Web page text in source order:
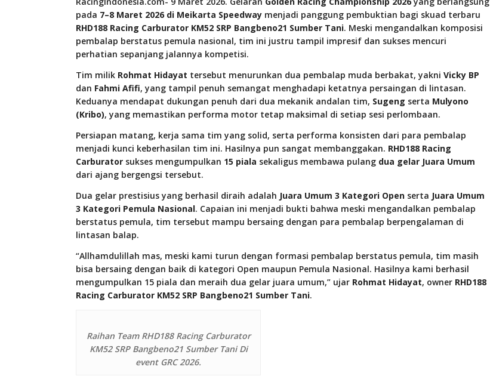
pada 7–8 Maret 2026 di Meikarta Speedway menjadi panggung pembuktian bagi skuad terbaru
RHD188 Racing Carburator KM52 SRP Bangbeno21 Sumber Tani. Meski mengandalkan komposisi
pembalap berstatus pemula nasional, tim ini justru tampil impresif dan sukses mencuri
perhatian sepanjang jalannya kompetisi.
Tim milik Rohmat Hidayat tersebut menurunkan dua pembalap muda berbakat, yakni Vicky BP
dan Fahmi Afifi, yang tampil penuh semangat menghadapi ketatnya persaingan di lintasan.
Keduanya mendapat dukungan penuh dari dua mekanik andalan tim, Sugeng serta Mulyono
(Kribo), yang memastikan performa motor tetap maksimal di setiap sesi perlombaan.
Persiapan matang, kerja sama tim yang solid, serta performa konsisten dari para pembalap
menjadi kunci keberhasilan tim ini. Hasilnya pun sangat membanggakan. RHD188 Racing
Carburator sukses mengumpulkan 15 piala sekaligus membawa pulang dua gelar Juara Umum
dari ajang bergengsi tersebut.
Dua gelar prestisius yang berhasil diraih adalah Juara Umum 3 Kategori Open serta Juara Umum
3 Kategori Pemula Nasional. Capaian ini menjadi bukti bahwa meski mengandalkan pembalap
berstatus pemula, tim tersebut mampu bersaing dengan para pembalap berpengalaman di
lintasan balap.
“Allhamdulillah mas, meski kami turun dengan formasi pembalap berstatus pemula, tim masih
bisa bersaing dengan baik di kategori Open maupun Pemula Nasional. Hasilnya kami berhasil
mengumpulkan 15 piala dan meraih dua gelar juara umum,” ujar Rohmat Hidayat, owner RHD188
Racing Carburator KM52 SRP Bangbeno21 Sumber Tani.
Raihan Team RHD188 Racing Carburator
KM52 SRP Bangbeno21 Sumber Tani Di
event GRC 2026.